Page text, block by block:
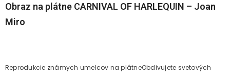
Obraz na plátne CARNIVAL OF HARLEQUIN – Joan
Miro
Reprodukcie známych umelcov na plátneObdivujete svetových